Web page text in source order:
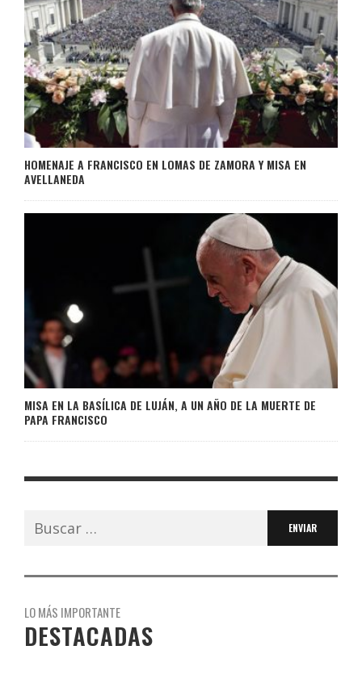
HOMENAJE A FRANCISCO EN LOMAS DE ZAMORA Y MISA EN
AVELLANEDA
MISA EN LA BASÍLICA DE LUJÁN, A UN AÑO DE LA MUERTE DE
PAPA FRANCISCO
Buscar:
LO MÁS IMPORTANTE
DESTACADAS